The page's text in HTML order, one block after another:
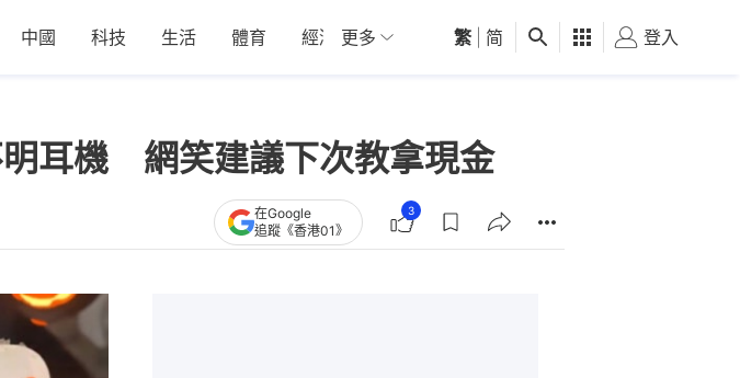
中國 科技 生活 體育 經濟 01深圳 觀點 健康 好食玩飛
更多 繁 简 登入
耳機 網笑建議下次教拿現金
在Google
追蹤《香港01》
3